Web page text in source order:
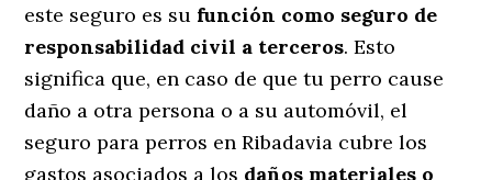
este seguro es su función como seguro de
responsabilidad civil a terceros. Esto
significa que, en caso de que tu perro cause
daño a otra persona o a su automóvil, el
seguro para perros en Ribadavia cubre los
gastos asociados a los daños materiales o